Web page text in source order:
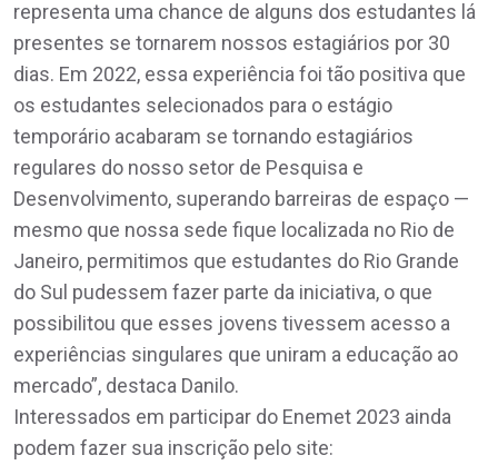
representa uma chance de alguns dos estudantes lá
presentes se tornarem nossos estagiários por 30
dias. Em 2022, essa experiência foi tão positiva que
os estudantes selecionados para o estágio
temporário acabaram se tornando estagiários
regulares do nosso setor de Pesquisa e
Desenvolvimento, superando barreiras de espaço —
mesmo que nossa sede fique localizada no Rio de
Janeiro, permitimos que estudantes do Rio Grande
do Sul pudessem fazer parte da iniciativa, o que
possibilitou que esses jovens tivessem acesso a
experiências singulares que uniram a educação ao
mercado”, destaca Danilo.
Interessados em participar do Enemet 2023 ainda
podem fazer sua inscrição pelo site: